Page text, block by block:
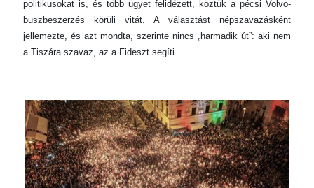
politikusokat is, és több ügyet felidézett, köztük a pécsi Volvo-
buszbeszerzés körüli vitát. A választást népszavazásként
jellemezte, és azt mondta, szerinte nincs „harmadik út”: aki nem
a Tiszára szavaz, az a Fideszt segíti.